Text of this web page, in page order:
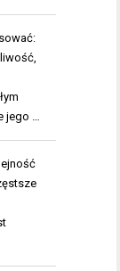
jego …